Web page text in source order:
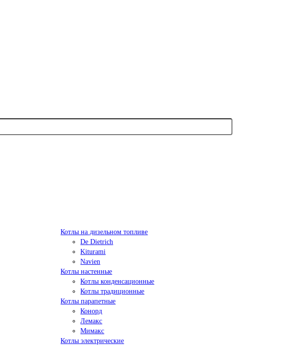
Котлы на дизельном топливе
De Dietrich
Kiturami
Navien
Котлы настенные
Котлы конденсационные
Котлы традиционные
Котлы парапетные
Конорд
Лемакс
Мимакс
Котлы электрические